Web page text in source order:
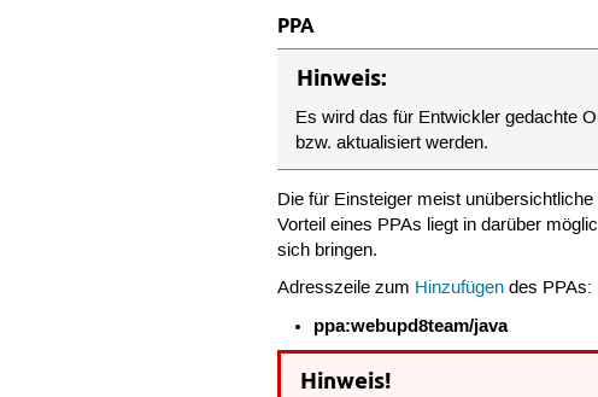
PPA
Hinweis:
Es wird das für Entwickler gedachte
bzw. aktualisiert werden.
Die für Einsteiger meist
Vorteil eines PPAs liegt in darüber
sich bringen.
Adresszeile zum Hinzufügen des PPAs:
ppa:webupd8team/java
Hinweis!